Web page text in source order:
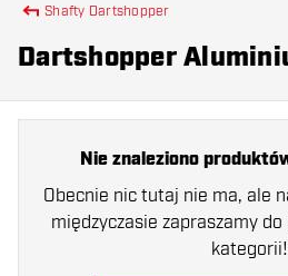
Shafty Dartshopper
Dartshopper
Nie znaleziono
Obecnie nic tutaj nie ma, ale
międzyczasie zapraszamy
kategorii!